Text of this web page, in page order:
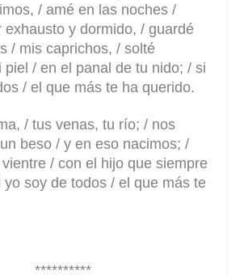
/ amé en las noches /
exhausto y dormido, / guardé
/ mis caprichos, / solté
piel / en el panal de tu nido; / si
/ el que más te ha querido.
/ tus venas, tu río; / nos
beso / y en eso nacimos; /
/ con el hijo que siempre
yo soy de todos / el que más te
**********